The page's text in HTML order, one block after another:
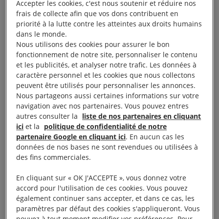
Condé.
Tournons La Page, ACAT-France, Amnesty
International, l’Observatoire pour la protection des
défenseurs des droits de l’Homme (FIDH-OMCT), et
Agir ensemble pour les droits humains demandent
la libération immédiate et inconditionnelle d’Oumar
Sylla, de tous les défenseurs des droits humains et
autres personnes détenues arbitrairement en
Guinée.
«Que le militant Oumar Sylla, comme de nombreux
autres détenus arbitrairement, soit toujours en
prison simplement pour avoir exercé ses droits à la
liberté d’expression et de réunion pacifique, prouve
Accepter les cookies, c'est nous soutenir et réduire nos
frais de collecte afin que vos dons contribuent en
priorité à la lutte contre les atteintes aux droits humains
dans le monde.
Nous utilisons des cookies pour assurer le bon
fonctionnement de notre site, personnaliser le contenu
et les publicités, et analyser notre trafic. Les données à
caractère personnel et les cookies que nous collectons
peuvent être utilisés pour personnaliser les annonces.
Nous partageons aussi certaines informations sur votre
navigation avec nos partenaires. Vous pouvez entres
autres consulter la liste de nos partenaires en cliquant
ici et la politique de confidentialité de notre
partenaire Google en cliquant ici. En aucun cas les
données de nos bases ne sont revendues ou utilisées à
des fins commerciales.
En cliquant sur « OK J'ACCEPTE », vous donnez votre
accord pour l'utilisation de ces cookies. Vous pouvez
également continuer sans accepter, et dans ce cas, les
paramètres par défaut des cookies s'appliqueront. Vous